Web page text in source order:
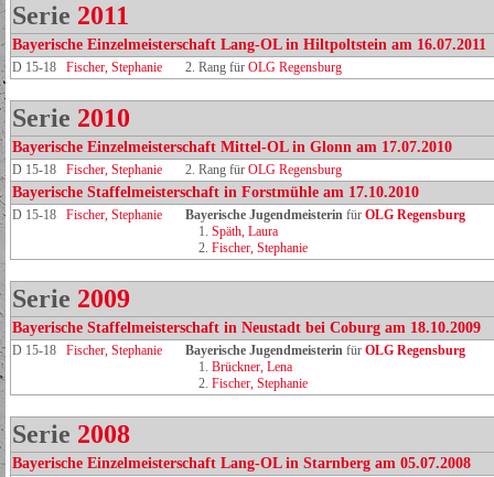
Serie 2011
Bayerische Einzelmeisterschaft Lang-OL in Hiltpoltstein am 16.07.2011
D 15-18 Fischer, Stephanie 2. Rang für OLG Regensburg
Serie 2010
Bayerische Einzelmeisterschaft Mittel-OL in Glonn am 17.07.2010
D 15-18 Fischer, Stephanie 2. Rang für OLG Regensburg
Bayerische Staffelmeisterschaft in Forstmühle am 17.10.2010
D 15-18 Fischer, Stephanie Bayerische Jugendmeisterin für OLG Regensburg
1. Späth, Laura
2. Fischer, Stephanie
Serie 2009
Bayerische Staffelmeisterschaft in Neustadt bei Coburg am 18.10.2009
D 15-18 Fischer, Stephanie Bayerische Jugendmeisterin für OLG Regensburg
1. Brückner, Lena
2. Fischer, Stephanie
Serie 2008
Bayerische Einzelmeisterschaft Lang-OL in Starnberg am 05.07.2008